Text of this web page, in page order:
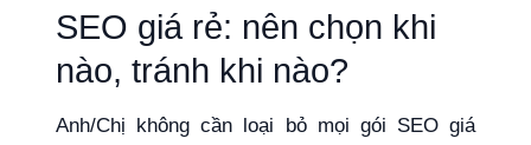
SEO giá rẻ: nên chọn khi
nào, tránh khi nào?
Anh/Chị không cần loại bỏ mọi gói SEO giá